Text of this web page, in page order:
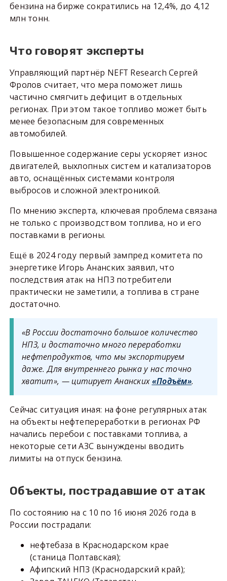
бензина на бирже сократились на 12,4%, до 4,12
млн тонн.
Что говорят эксперты
Управляющий партнёр NEFT Research Сергей
Фролов считает, что мера поможет лишь
частично смягчить дефицит в отдельных
регионах. При этом такое топливо может быть
менее безопасным для современных
автомобилей.
Повышенное содержание серы ускоряет износ
двигателей, выхлопных систем и катализаторов
авто, оснащённых системами контроля
выбросов и сложной электроникой.
По мнению эксперта, ключевая проблема связана
не только с производством топлива, но и его
поставками в регионы.
Ещё в 2024 году первый зампред комитета по
энергетике Игорь Ананских заявил, что
последствия атак на НПЗ потребители
практически не заметили, а топлива в стране
достаточно.
«В России достаточно большое количество
НПЗ, и достаточно много переработки
нефтепродуктов, что мы экспортируем
даже. Для внутреннего рынка у нас точно
хватит», — цитирует Ананских«Подъём».
Сейчас ситуация иная: на фоне регулярных атак
на объекты нефтепереработки в регионах РФ
начались перебои с поставками топлива, а
некоторые сети АЗС вынуждены вводить
лимиты на отпуск бензина.
Объекты, пострадавшие от атак
По состоянию на с 10 по 16 июня 2026 года в
России пострадали:
нефтебаза в Краснодарском крае
(станица Полтавская);
Афипский НПЗ (Краснодарский край);